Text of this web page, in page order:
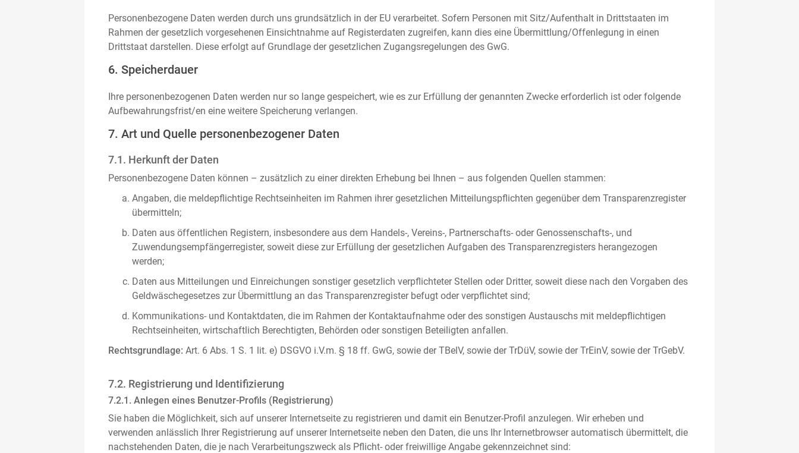
Personenbezogene Daten werden durch uns grundsätzlich in der EU verarbeitet. Sofern Personen mit Sitz/Aufenthalt in Drittstaaten im
Rahmen der gesetzlich vorgesehenen Einsichtnahme auf Registerdaten zugreifen, kann dies eine Übermittlung/Offenlegung in einen
Drittstaat darstellen. Diese erfolgt auf Grundlage der gesetzlichen Zugangsregelungen des GwG.
6. Speicherdauer
Ihre personenbezogenen Daten werden nur so lange gespeichert, wie es zur Erfüllung der genannten Zwecke erforderlich ist oder folgende
Aufbewahrungsfrist/en eine weitere Speicherung verlangen.
7. Art und Quelle personenbezogener Daten
7.1. Herkunft der Daten
Personenbezogene Daten können – zusätzlich zu einer direkten Erhebung bei Ihnen – aus folgenden Quellen stammen:
Angaben, die meldepflichtige Rechtseinheiten im Rahmen ihrer gesetzlichen Mitteilungspflichten gegenüber dem Transparenzregister
übermitteln;
Daten aus öffentlichen Registern, insbesondere aus dem Handels-, Vereins-, Partnerschafts- oder Genossenschafts-, und
Zuwendungsempfängerregister, soweit diese zur Erfüllung der gesetzlichen Aufgaben des Transparenzregisters herangezogen
werden;
Daten aus Mitteilungen und Einreichungen sonstiger gesetzlich verpflichteter Stellen oder Dritter, soweit diese nach den Vorgaben des
Geldwäschegesetzes zur Übermittlung an das Transparenzregister befugt oder verpflichtet sind;
Kommunikations- und Kontaktdaten, die im Rahmen der Kontaktaufnahme oder des sonstigen Austauschs mit meldepflichtigen
Rechtseinheiten, wirtschaftlich Berechtigten, Behörden oder sonstigen Beteiligten anfallen.
Rechtsgrundlage: Art. 6 Abs. 1 S. 1 lit. e) DSGVO i.V.m. § 18 ff. GwG, sowie der TBelV, sowie der TrDüV, sowie der TrEinV, sowie der TrGebV.
7.2. Registrierung und Identifizierung
7.2.1. Anlegen eines Benutzer-Profils (Registrierung)
Sie haben die Möglichkeit, sich auf unserer Internetseite zu registrieren und damit ein Benutzer-Profil anzulegen. Wir erheben und
verwenden anlässlich Ihrer Registrierung auf unserer Internetseite neben den Daten, die uns Ihr Internetbrowser automatisch übermittelt, die
nachstehenden Daten, die je nach Verarbeitungszweck als Pflicht- oder freiwillige Angabe gekennzeichnet sind: